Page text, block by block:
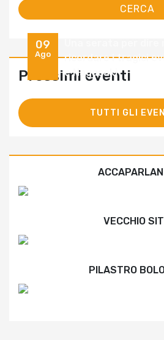
Prossimi eventi
09
Ago
ricordare i tragici
e Nagasaki
TUTTI GLI
VECCHIO
PILASTRO